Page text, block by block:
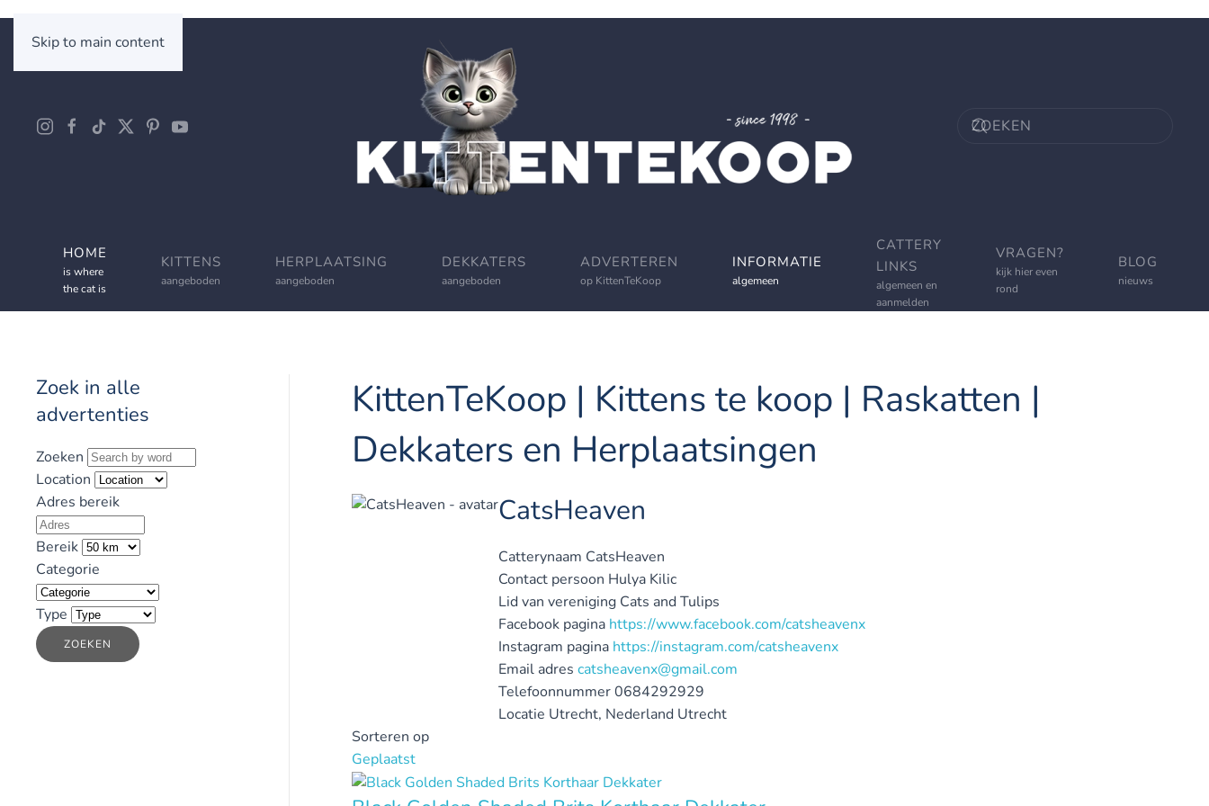
Skip to main content
HOME
is where
the cat is
KITTENS
aangeboden
HERPLAATSING
aangeboden
DEKKATERS
aangeboden
ADVERTEREN
op KittenTeKoop
INFORMATIE
algemeen
CATTERY
LINKS
algemeen en
aanmelden
VRAGEN?
kijk hier even
rond
BLOG
nieuws
KittenTeKoop | Kittens te koop | Raskatten |
Dekkaters en Herplaatsingen
CatsHeaven
Catterynaam CatsHeaven
Contact persoon Hulya Kilic
Lid van vereniging Cats and Tulips
Facebook pagina https://www.facebook.com/catsheavenx
Instagram pagina https://instagram.com/catsheavenx
Email adres catsheavenx@gmail.com
Telefoonnummer0684292929
Locatie Utrecht, Nederland Utrecht
Sorteren op
Geplaatst
Zoek in alle
advertenties
Zoeken
Location
Adres bereik
Bereik
Categorie
Type
ZOEKEN